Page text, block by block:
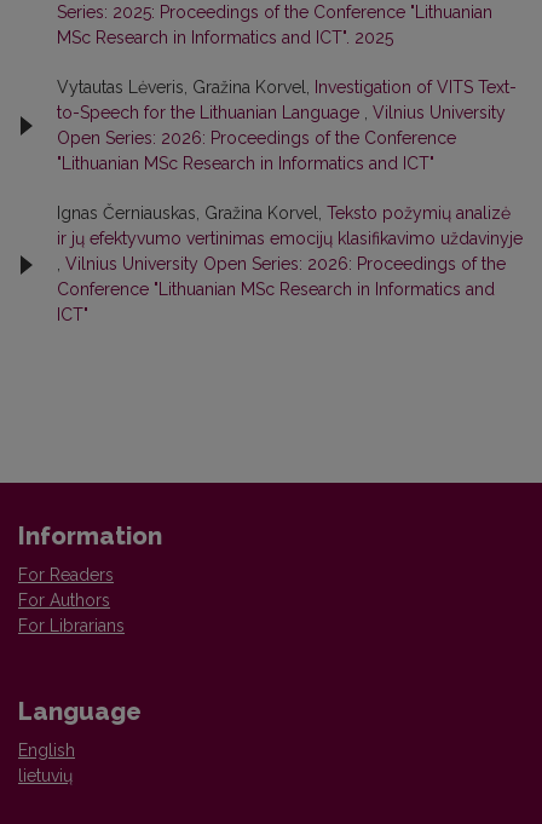
Series: 2025: Proceedings of the Conference "Lithuanian
MSc Research in Informatics and ICT". 2025
Vytautas Lėveris, Gražina Korvel,
Investigation of VITS Text-
to-Speech for the Lithuanian Language
Vilnius University
Open Series: 2026: Proceedings of the Conference
"Lithuanian MSc Research in Informatics and ICT"
Ignas Černiauskas, Gražina Korvel, Teksto požymių analizė
ir jų efektyvumo vertinimas emocijų klasifikavimo uždavinyje
Vilnius University Open Series: 2026: Proceedings of the
Conference "Lithuanian MSc Research in Informatics and
ICT"
Information
For Readers
For Authors
For Librarians
Language
English
lietuvių